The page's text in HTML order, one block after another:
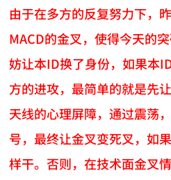
由于在多方的反复努力下，
MACD的金叉，使得今天的
妨让本ID换了身份，如果本
方的进攻，最简单的就是先
天线的心理屏障，通过震荡
号，最终让金叉变死叉，如
样干。否则，在技术面金叉